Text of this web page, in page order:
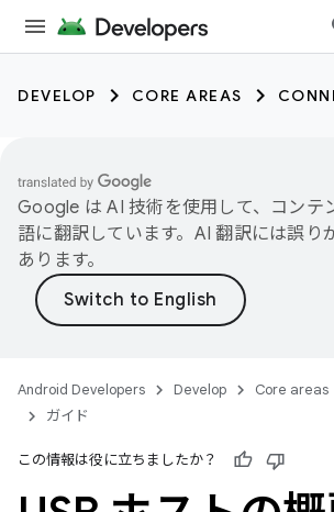
DEVELOP CORE AREAS
Google は AI 技術を使用して、コンテ
語に翻訳しています。AI 翻訳には誤り
あります。
Android Developers Develop Core areas
ガイド
この情報は役に立ちましたか？